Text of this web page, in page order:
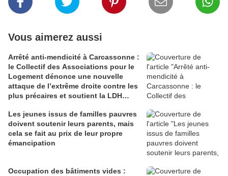
Vous aimerez aussi
Arrêté anti-mendicité à Carcassonne :
le Collectif des Associations pour le
Logement dénonce une nouvelle
attaque de l’extrême droite contre les
plus précaires et soutient la LDH
Les jeunes issus de familles pauvres
doivent soutenir leurs parents, mais
cela se fait au prix de leur propre
émancipation
Occupation des bâtiments vides :